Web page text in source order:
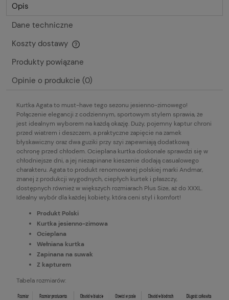
Opis
Dane techniczne
Koszty dostawy
Cena nie zawiera ewentualnych kosztów płatności
Produkty powiązane
Opinie o produkcie (0)
Kurtka Agata to must-have tego sezonu jesienno-zimowego!
Połączenie elegancji z codziennym, sportowym stylem sprawia, że
jest idealnym wyborem na każdą okazję. Duży, pojemny kaptur chroni
przed wiatrem i deszczem, a praktyczne zapięcie na zamek
błyskawiczny oraz dwa guziki przy szyi zapewniają dodatkową
ochronę przed chłodem. Ocieplana kurtka doskonale sprawdzi się w
chłodniejsze dni, a jej niezapinane kieszenie dodają casualowego
charakteru. Agata to produkt renomowanej polskiej marki Andmar,
znanej z produkcji wygodnych, ciepłych kurtek i płaszczy,
dostępnych również w większych rozmiarach Plus Size, aż do XXXL.
Idealny wybór dla każdej kobiety, która ceni styl i komfort!
Produkt Polski
Kurtka jesienno-zimowa
Ocieplana
Wełniana kurtka
Zapinana na suwak
Z kapturem
Tabela rozmiarów: